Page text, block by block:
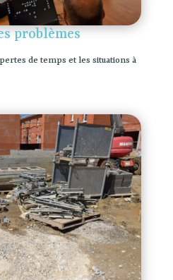
problèmes
de temps et les situations à